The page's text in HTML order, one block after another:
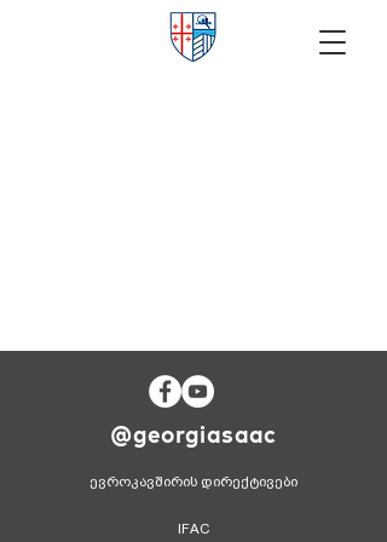
@georgiasaac
ევროკავშირის დირექტივები
IFAC